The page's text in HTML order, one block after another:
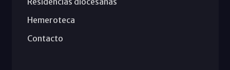
Hemeroteca
Contacto